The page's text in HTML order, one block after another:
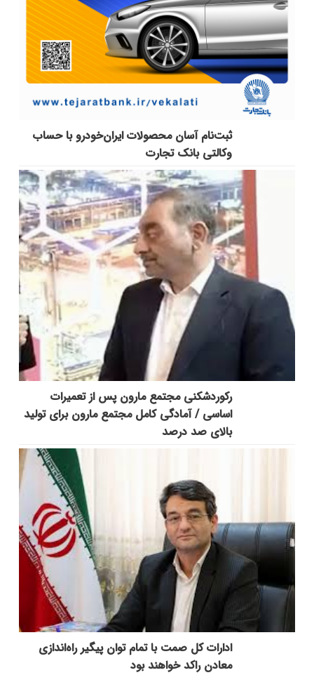
ثبت‌نام آسان محصولات ایران‌خودرو با حساب
وکالتی بانک تجارت
رکوردشکنی مجتمع مارون پس از تعمیرات
اساسی / آمادگی کامل مجتمع مارون برای تولید
بالای صد درصد
ادارات کل صمت با تمام توان پیگیر راه‌اندازی
معادن راکد خواهند بود